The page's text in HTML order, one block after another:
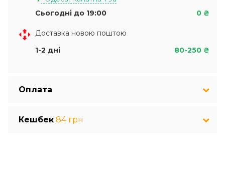
Сьогодні до 19:00
0 ₴
Доставка новою поштою
1-2 дні
80-250 ₴
Оплата
Кешбек 84 грн